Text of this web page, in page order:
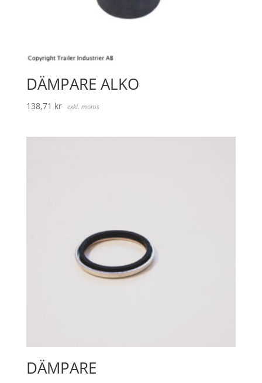
DÄMPARE ALKO
138,71 kr exkl. moms
DÄMPARE